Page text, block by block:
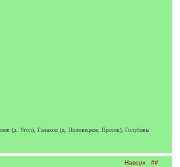
(д. Угол), Галахов (д. Половецкое, Просек), Голубевы
Наверх ##